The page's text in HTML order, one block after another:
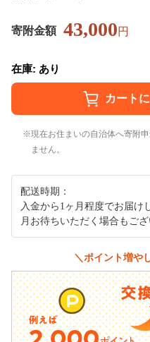
寄附金額 43,000円
在庫: あり
現在お住まいの自治体へ寄附
ません。
配送時期：
入金から1ヶ月程度でお届け
月お待ちいただく場合もござ
＼ポイント増や